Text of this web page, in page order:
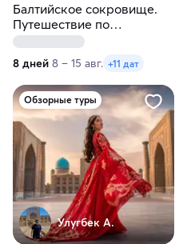
Балтийское сокровище.
Путешествие по
Калининграду и области.
8 дней 8 – 15 авг. +11 дат
Обзорные туры
Улугбек А.